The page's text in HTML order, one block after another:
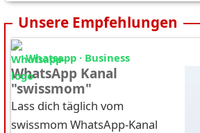
Unsere Empfehlungen
Whatsapp · Business
WhatsApp Kanal
"swissmom"
Lass dich täglich vom
swissmom WhatsApp-Kanal